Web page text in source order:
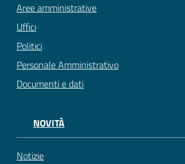
Aree amministrative
Uffici
Politici
Personale Amministrativo
Documenti e dati
NOVITÀ
Notizie